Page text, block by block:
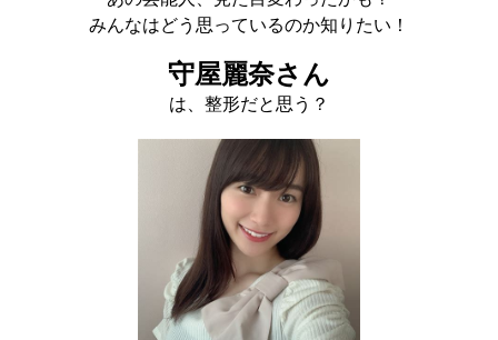
みんなはどう思っているのか知りたい！
守屋麗奈さん
は、整形だと思う？